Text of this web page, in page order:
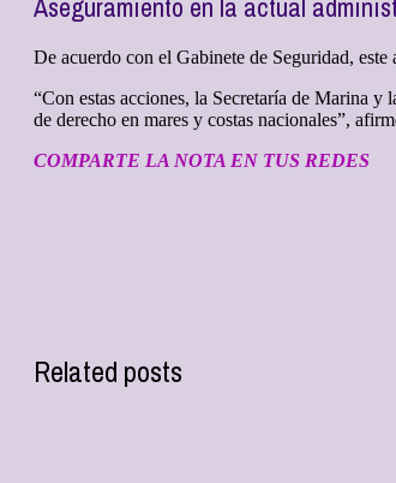
Aseguramiento en la actual
De acuerdo con el Gabinete de Seguridad,
“Con estas acciones, la Secretaría de Marina
de derecho en mares y costas nacionales”,
COMPARTE LA NOTA EN TUS REDES
Related posts